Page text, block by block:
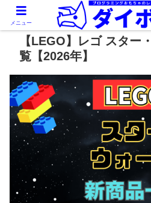
【LEGO】レゴ スター
覧【2026年】
メニュー